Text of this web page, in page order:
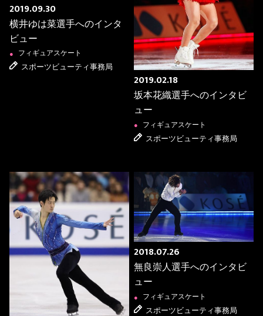
2019.09.30
横井ゆは菜選手へのインタ
ビュー
● フィギュアスケート
スポーツビューティ事務局
2019.02.18
坂本花織選手へのインタビ
ュー
● フィギュアスケート
スポーツビューティ事務局
2018.07.26
無良崇人選手へのインタビ
ュー
● フィギュアスケート
スポーツビューティ事務局